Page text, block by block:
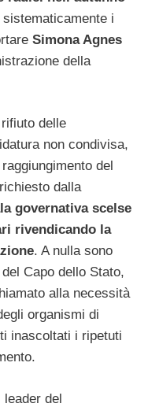
i
Simona Agnes
della
delle
non condivisa,
del
dalla
governativa scelse
rivendicando la
. A nulla sono
Capo dello Stato,
alla necessità
organismi di
inascoltati i ripetuti
del